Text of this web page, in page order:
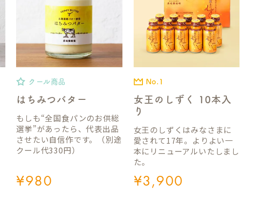
クール商品
はちみつバター
もしも“全国食パンのお供総
選挙”があったら、代表出品
させたい自信作です。（別途
クール代330円）
¥980
No.1
女王のしずく 10本入
り
女王のしずくはみなさまに
愛されて17年。よりよい一
本にリニューアルいたしまし
た。
¥3,900